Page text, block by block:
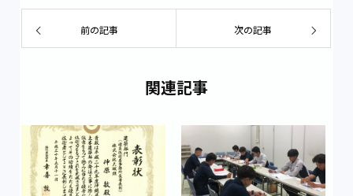
前の記事 次の記事
関連記事